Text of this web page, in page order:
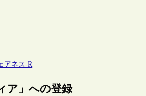
アネス-R
ア」への登録